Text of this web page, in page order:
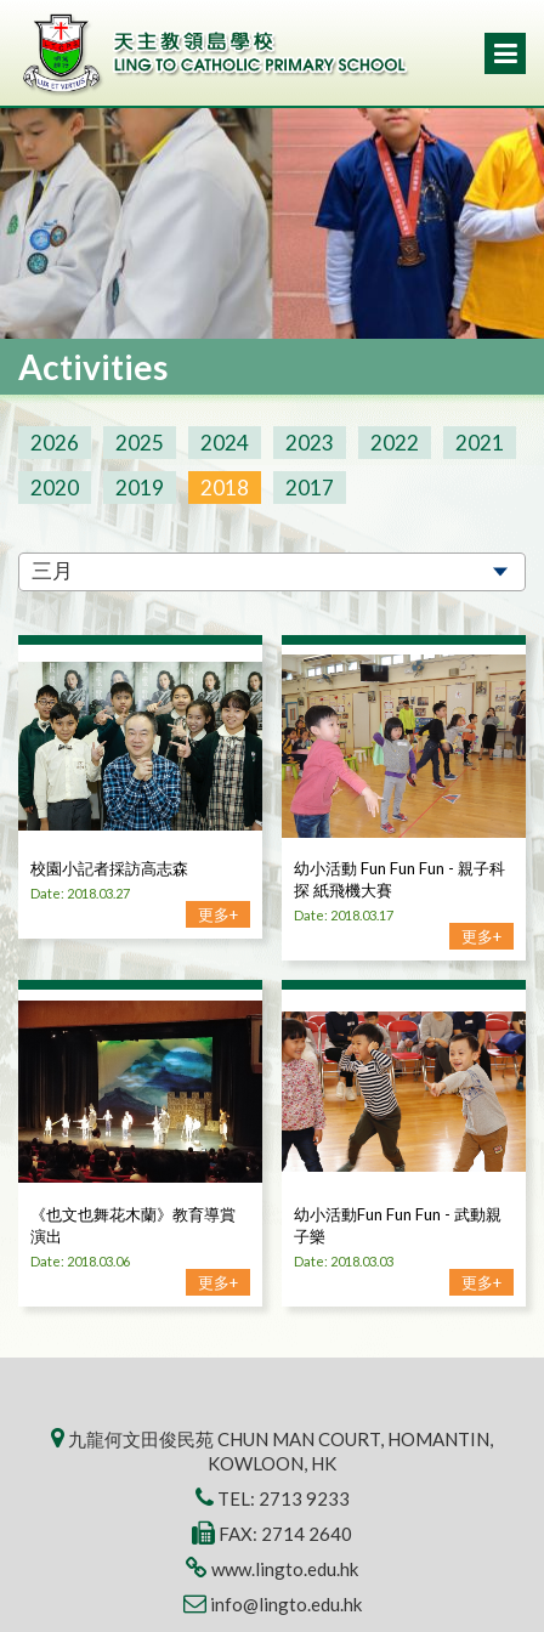
Activities
2026 2025 2024 2023 2022
2021
2020
2019 2018 2017
校園小記者採訪高志森
Date: 2018.03.27
更多+
幼小活動 Fun Fun Fun - 親子科
探 紙飛機大賽
Date: 2018.03.17
更多+
《也文也舞花木蘭》教育導賞
演出
Date: 2018.03.06
更多+
幼小活動Fun Fun Fun - 武動親
子樂
Date: 2018.03.03
更多+
九龍何文田俊民苑 CHUN MAN COURT, HOMANTIN,
KOWLOON, HK
TEL: 2713 9233
FAX: 2714 2640
www.lingto.edu.hk
info@lingto.edu.hk